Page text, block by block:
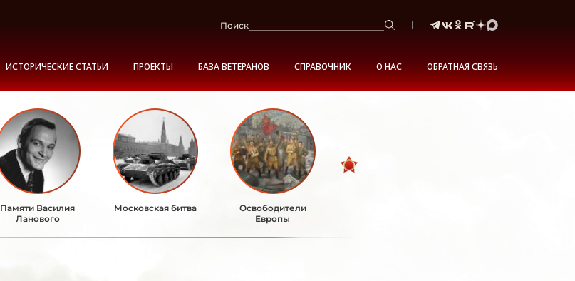
Поиск
ИСТОРИЧЕСКИЕ СТАТЬИ ПРОЕКТЫ БАЗА ВЕТЕРАНОВ СПРАВОЧНИК О НАС ОБРАТНАЯ СВЯЗЬ
Памяти Василия
Ланового
Московская битва
Освободители
Европы